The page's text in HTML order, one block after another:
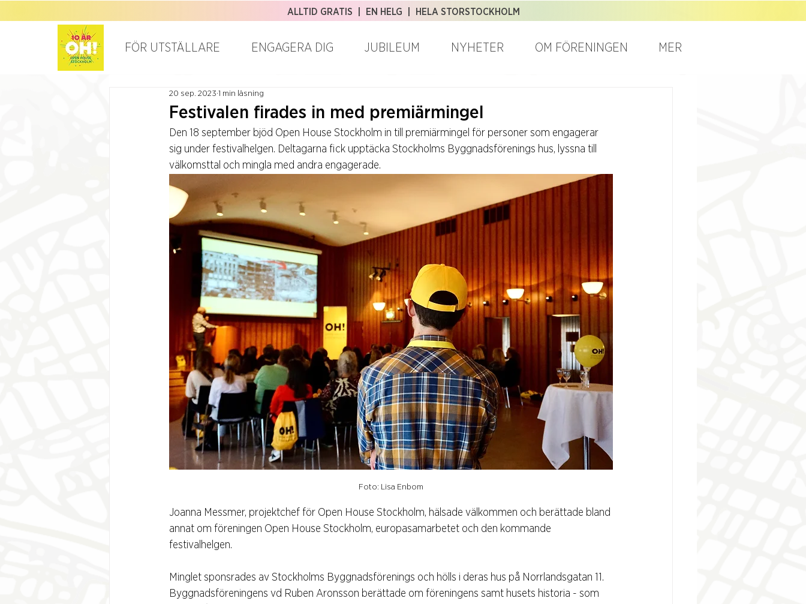
ALLTID GRATIS | EN HELG | HELA STORSTOCKHOLM
FÖR UTSTÄLLARE ENGAGERA DIG JUBILEUM NYHETER OM FÖRENINGEN MER
Festivalen firades in med premiärmingel
20 sep. 2023 1 min läsning
Den 18 september bjöd Open House Stockholm in till premiärmingel för personer som engagerar
sig under festivalhelgen. Deltagarna fick upptäcka Stockholms Byggnadsförenings hus, lyssna till
välkomsttal och mingla med andra engagerade.
Foto: Lisa Enbom
Joanna Messmer, projektchef för Open House Stockholm, hälsade välkommen och berättade bland
annat om föreningen Open House Stockholm, europasamarbetet och den kommande
festivalhelgen.
Minglet sponsrades av Stockholms Byggnadsförenings och hölls i deras hus på Norrlandsgatan 11.
Byggnadsföreningens vd Ruben Aronsson berättade om föreningens samt husets historia - som